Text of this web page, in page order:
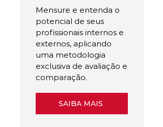
Mensure e entenda o
potencial de seus
profissionais internos e
externos, aplicando
uma metodologia
exclusiva de avaliação e
comparação.
SAIBA MAIS